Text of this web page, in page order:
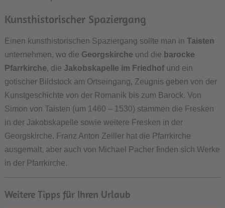
Kunsthistorischer Spaziergang
Einen kunsthistorischen Spaziergang sollte man in Taisten
unternehmen, wo die Georgskirche und die barocke
Pfarrkirche, die Jakobskapelle im Friedhofund ein
gotischer Bildstock am Ortseingang, Zeugnis geben von der
Kunstgeschichte von der Romanik bis zum Barock. Von
Simon von Taisten (um 1460 – 1530) stammen die Fresken
in der Jakobskapelle sowie weitere Fresken in der
Georgskirche. Franz Anton Zeiller hat die Pfarrkirche
ausgemalt, aber auch von Michael Pacher finden sich Werke
in der Pfarrkirche.
Weitere Tipps für Ihren Urlaub